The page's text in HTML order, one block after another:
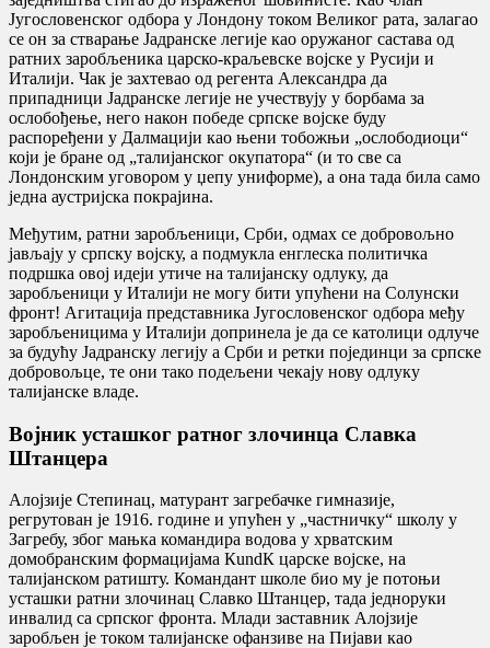
Југословенског одбора у Лондону током Великог рата, залагао
се он за стварање Јадранске легије као оружаног састава од
ратних заробљеника царско-краљевске војске у Русији и
Италији. Чак је захтевао од регента Александра да
припадници Јадранске легије не учествују у борбама за
ослобођење, него након победе српске војске буду
распоређени у Далмацији као њени тобожњи „ослободиоци“
који је бране од „талијанског окупатора“ (и то све са
Лондонским уговором у џепу униформе), а она тада била само
једна аустријска покрајина.
Међутим, ратни заробљеници, Срби, одмах се добровољно
јављају у српску војску, а подмукла енглеска политичка
подршка овој идеји утиче на талијанску одлуку, да
заробљеници у Италији не могу бити упућени на Солунски
фронт! Агитација представника Југословенског одбора међу
заробљеницима у Италији допринела је да се католици одлуче
за будућу Јадранску легију а Срби и ретки појединци за српске
добровољце, те они тако подељени чекају нову одлуку
талијанске владе.
Војник усташког ратног злочинца Славка
Штанцера
Алојзије Степинац, матурант загребачке гимназије,
регрутован је 1916. године и упућен у „частничку“ школу у
Загребу, због мањка командира водова у хрватским
домобранским формацијама КundК царске војске, на
талијанском ратишту. Командант школе био му је потоњи
усташки ратни злочинац Славко Штанцер, тада једноруки
инвалид са српског фронта. Млади заставник Алојзије
заробљен је током талијанске офанзиве на Пијави као